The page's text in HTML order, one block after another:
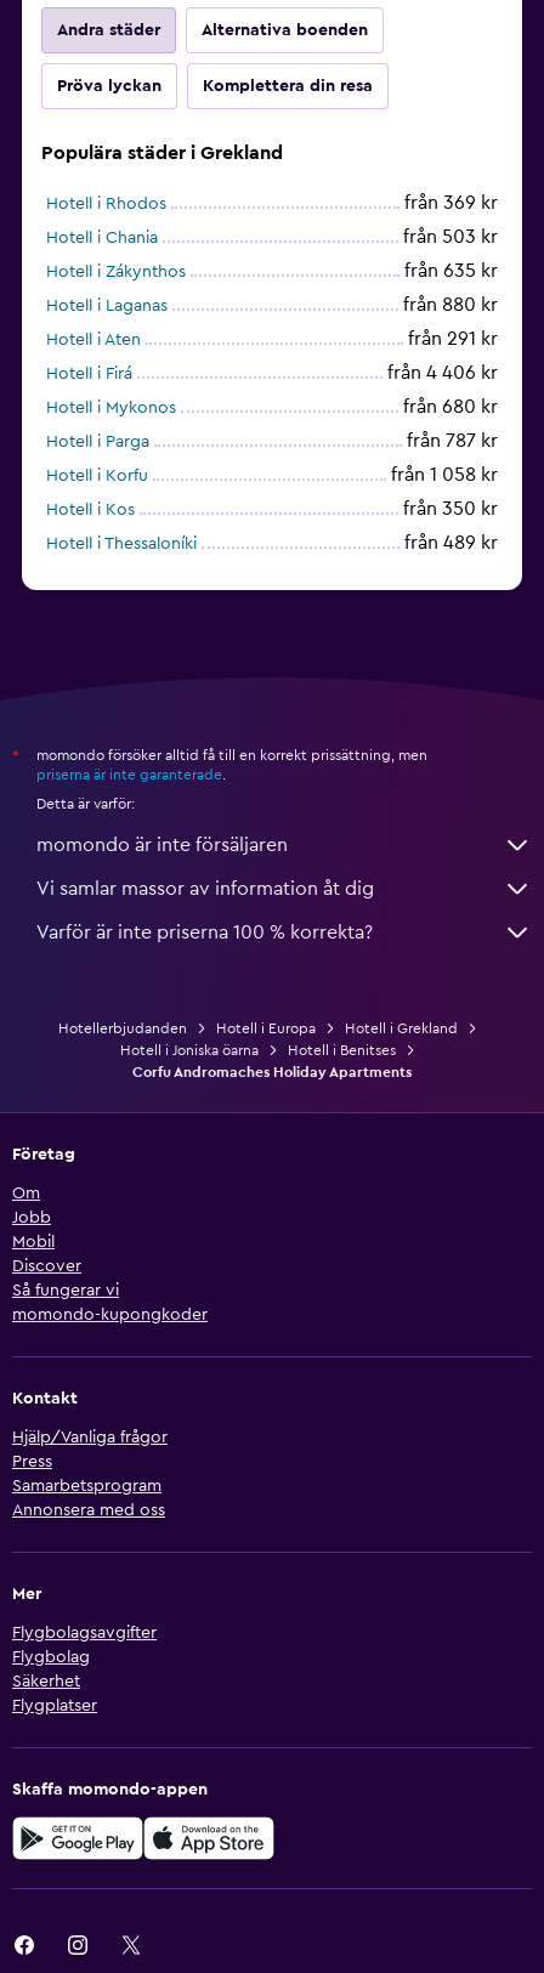
Andra städer Alternativa boenden
Pröva lyckan Komplettera din resa
Populära städer i Grekland
Hotell i Rhodos från 369 kr
Hotell i Chania från 503 kr
Hotell i Zákynthos från 635 kr
Hotell i Laganas från 880 kr
Hotell i Aten från 291 kr
Hotell i Firá från 4 406 kr
Hotell i Mykonos från 680 kr
Hotell i Parga från 787 kr
Hotell i Korfu från 1 058 kr
Hotell i Kos från 350 kr
Hotell i Thessaloníki från 489 kr
*
momondo försöker alltid få till en korrekt prissättning, men
priserna är inte garanterade
Detta är varför:
momondo är inte försäljaren
Vi samlar massor av information åt dig
Varför är inte priserna 100 % korrekta?
Hotellerbjudanden Hotell i Europa
Hotell i Grekland
Hotell i Joniska öarna
Hotell i Benitses
Corfu Andromaches Holiday Apartments
Företag
Om
Jobb
Mobil
Discover
Så fungerar vi
momondo-kupongkoder
Kontakt
Hjälp/Vanliga frågor
Press
Samarbetsprogram
Annonsera med oss
Mer
Flygbolagsavgifter
Flygbolag
Säkerhet
Flygplatser
Skaffa momondo-appen